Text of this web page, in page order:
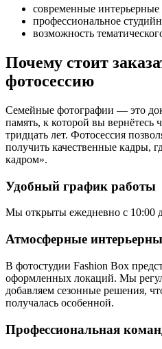
современные интерьерные
профессиональное
возможность
Почему стоит
фотосессию
Семейные фотографии — это
память, к которой вы вернётесь
тридцать лет. Фотосессия
получить качественные кадры,
кадром».
Удобный график работы
Мы открыты ежедневно с 10:00
Атмосферные
В фотостудии Fashion Box
оформленных локаций. Мы
добавляем сезонные решения,
получалась особенной.
Профессиональная